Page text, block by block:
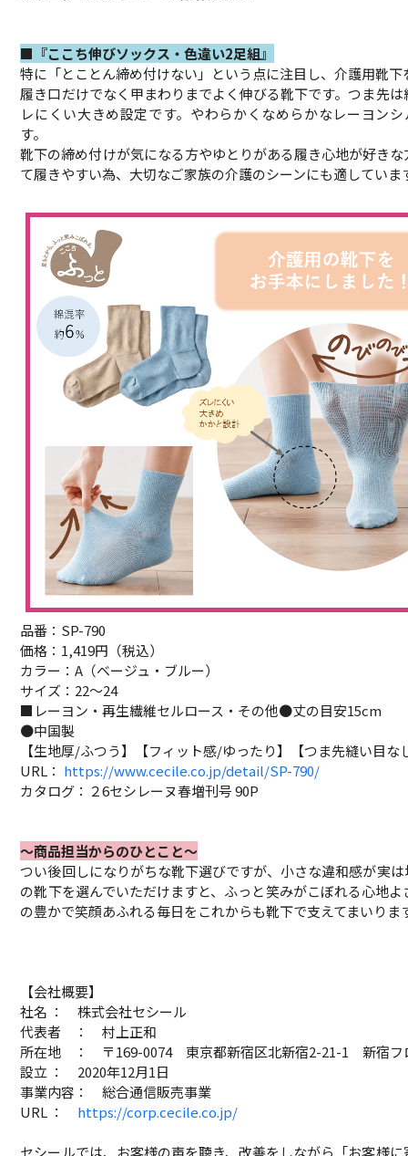
■『ここち伸びソックス・色違い2足組』
特に「とことん締め付けない」という点に注目し、介護用靴
履き口だけでなく甲まわりまでよく伸びる靴下です。つま先
レにくい大きめ設定です。やわらかくなめらかなレーヨン
す。
靴下の締め付けが気になる方やゆとりがある履き心地が好き
て履きやすい為、大切なご家族の介護のシーンにも適していま
品番：SP-790
価格：1,419円（税込）
カラー：A（ベージュ・ブルー）
サイズ：22～24
■レーヨン・再生繊維セルロース・その他●丈の目安15cm
●中国製
【生地厚/ふつう】【フィット感/ゆったり】【つま先縫い目な
URL： https://www.cecile.co.jp/detail/SP-790/
カタログ：２6セシレーヌ春増刊号 90P
～商品担当からのひとこと～
つい後回しになりがちな靴下選びですが、小さな違和感が実
の靴下を選んでいただけますと、ふっと笑みがこぼれる心地
の豊かで笑顔あふれる毎日をこれからも靴下で支えてまいりま
【会社概要】
社名 ： 株式会社セシール
代表者 ： 村上正和
所在地 ： 〒169-0074 東京都新宿区北新宿2-21-1 新宿フ
設立 ： 2020年12月1日
事業内容： 総合通信販売事業
URL ： https://corp.cecile.co.jp/
セシールでは、お客様の声を聴き、改善をしながら「お客様